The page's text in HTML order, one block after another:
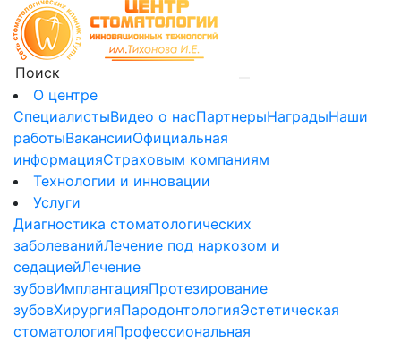
О центре
СпециалистыВидео о насПартнерыНаградыНаши
работыВакансииОфициальная
информацияСтраховым компаниям
Технологии и инновации
Услуги
Диагностика стоматологических
заболеванийЛечение под наркозом и
седациейЛечение
зубовИмплантацияПротезирование
зубовХирургияПародонтологияЭстетическая
стоматологияПрофессиональная